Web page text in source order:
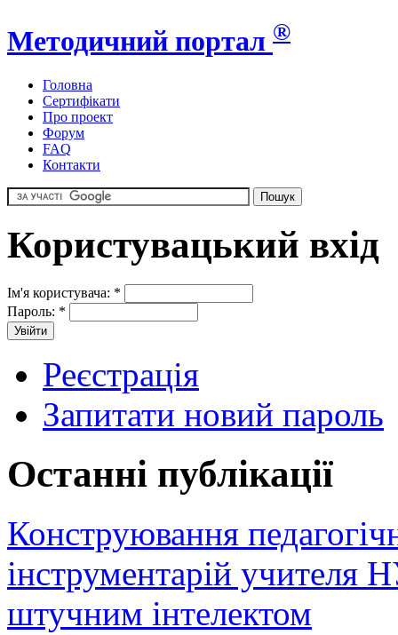
Методичний портал ®
Головна
Сертифікати
Про проект
Форум
FAQ
Контакти
Користувацький вхід
Ім'я користувача: *
Пароль: *
Реєстрація
Запитати новий пароль
Останні публікації
Конструювання
інструментарій учителя
штучним інтелектом